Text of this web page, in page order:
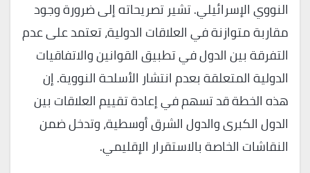
النووي الإسرائيلي. تشير تصريحاته إلى ضرورة وجود
مقاربة متوازنة في العلاقات الدولية، تعتمد على عدم
التفرقة بين الدول في تطبيق القوانين والاتفاقيات
الدولية المتعلقة بعدم انتشار الأسلحة النووية. إن
هذه الخطة قد تسهم في إعادة تقييم العلاقات بين
الدول الكبرى والدول الشرق أوسطية، وتدخل ضمن
النقاشات الخاصة بالاستقرار الإقليمي.